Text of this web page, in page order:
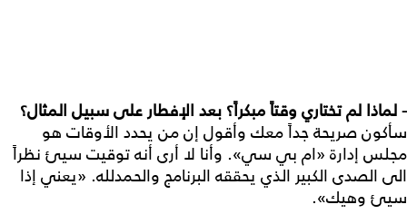
- لماذا لم تختاري وقتاً مبكراً؟ بعد الإفطار على سبيل المثال؟
سأكون صريحة جداً معك وأقول إن من يحدد الأوقات هو
مجلس إدارة «ام بي سي». وأنا لا أرى أنه توقيت سيئ نظراً
الى الصدى الكبير الذي يحققه البرنامج والحمدلله. «يعني إذا
سيئ وهيك».